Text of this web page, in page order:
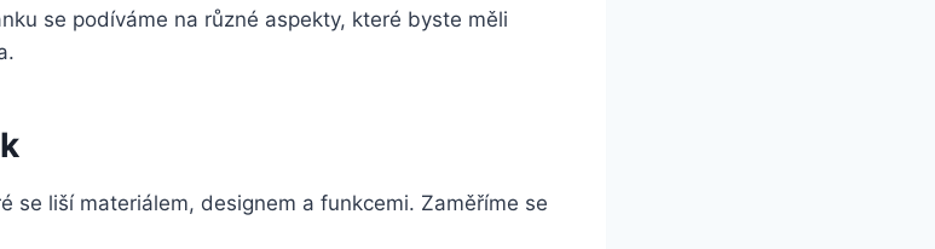
se podíváme na různé aspekty, které byste měli
se liší materiálem, designem a funkcemi. Zaměříme se